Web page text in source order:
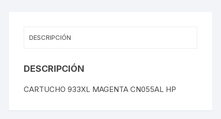
DESCRIPCIÓN
DESCRIPCIÓN
CARTUCHO 933XL MAGENTA CN055AL HP